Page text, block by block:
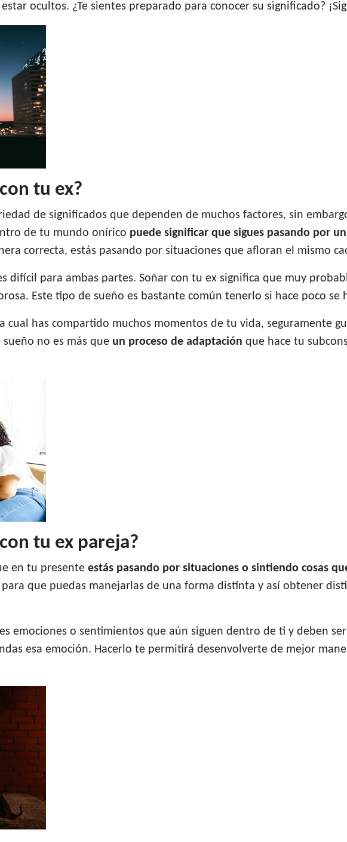
ocultos. ¿Te sientes preparado para conocer su significado?
tu ex?
de significados que dependen de muchos factores, sin
de tu mundo onírico puede significar que sigues pasando por
correcta, estás pasando por situaciones que afloran el mismo
difícil para ambas partes. Soñar con tu ex significa que muy
Este tipo de sueño es bastante común tenerlo si hace poco
cual has compartido muchos momentos de tu vida, seguramente
no es más que un proceso de adaptación que hace tu
tu ex pareja?
en tu presente estás pasando por situaciones o sintiendo cosas
que puedas manejarlas de una forma distinta y así obtener
emociones o sentimientos que aún siguen dentro de ti y deben
esa emoción. Hacerlo te permitirá desenvolverte de mejor